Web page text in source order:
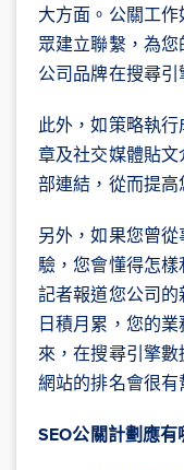
大方面。公關工
眾建立聯繫，為
公司品牌在搜尋引
此外，如策略執
章及社交媒體貼
部連結，從而提
另外，如果您曾
驗，您會懂得怎
記者報道您公司
日積月累，您的
來，在搜尋引擎
網站的排名會很有
SEO公關計劃應有